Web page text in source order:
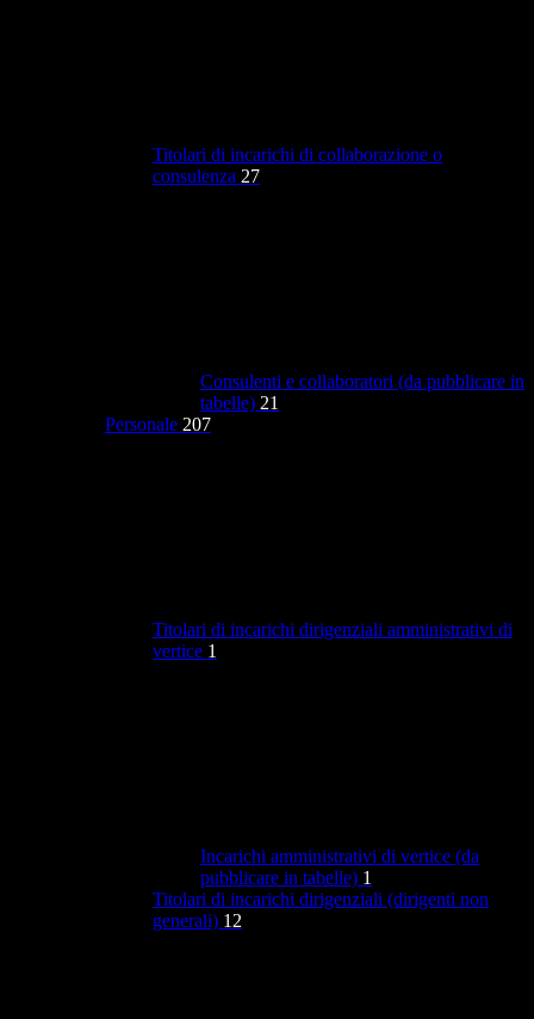
Titolari di incarichi di collaborazione o
consulenza 27
Consulenti e collaboratori (da pubblicare in
tabelle) 21
Personale 207
Titolari di incarichi dirigenziali amministrativi di
vertice 1
Incarichi amministrativi di vertice (da
pubblicare in tabelle) 1
Titolari di incarichi dirigenziali (dirigenti non
generali) 12